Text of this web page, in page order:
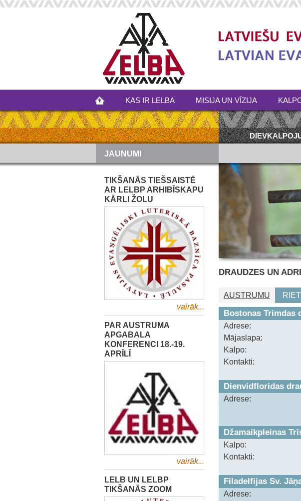
KAS IR LELBA MISIJA UN VĪZIJA
JAUNUMI
TIKŠANĀS TIEŠSAISTĒ
AR LELBP ARHIBĪSKAPU
KĀRLI ŽOLU
vairāk...
PAR AUSTRUMA
APGABALA
KONFERENCI 18.-19.
APRĪLĪ
vairāk...
LELB UN LELBP
TIKŠANĀS ZOOM
DRAUDZES UN
AUSTRUMU
Bostonas Trimdas
Adrese:
Mājaslapa:
Kalpo:
Kontakti:
Dienvidfloridas
Adrese:
Džamaikpleinas
Kalpo:
Kontakti:
Filadelfijas Sv.
Adrese: